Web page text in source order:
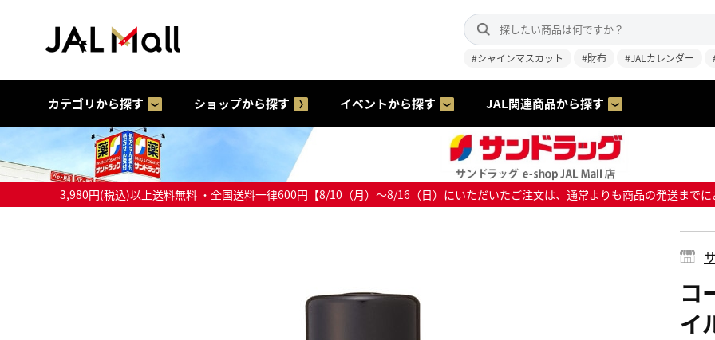
#シャインマスカット #財布 #JALカレンダー
カテゴリから探す ショップから探す イベントから探す JAL関連商品から探す
3,980円(税込)以上送料無料 ・全国送料一律600円【8/10（月）～8/16（日）にいただいたご注文は、通常よりも商品の発送まで
コ
イ